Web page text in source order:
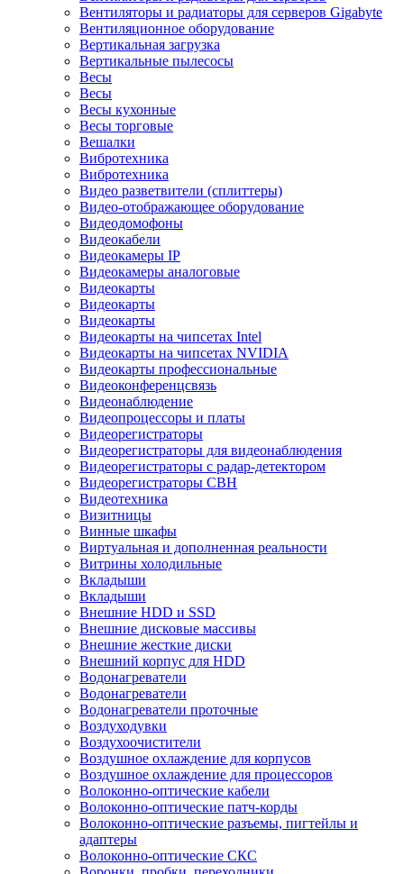
Вентиляторы и радиаторы для серверов Gigabyte
Вентиляционное оборудование
Вертикальная загрузка
Вертикальные пылесосы
Весы
Весы
Весы кухонные
Весы торговые
Вешалки
Вибротехника
Вибротехника
Видео разветвители (сплиттеры)
Видео-отображающее оборудование
Видеодомофоны
Видеокабели
Видеокамеры IP
Видеокамеры аналоговые
Видеокарты
Видеокарты
Видеокарты
Видеокарты на чипсетах Intel
Видеокарты на чипсетах NVIDIA
Видеокарты профессиональные
Видеоконференцсвязь
Видеонаблюдение
Видеопроцессоры и платы
Видеорегистраторы
Видеорегистраторы для видеонаблюдения
Видеорегистраторы с радар-детектором
Видеорегистраторы СВН
Видеотехника
Визитницы
Винные шкафы
Виртуальная и дополненная реальности
Витрины холодильные
Вкладыши
Вкладыши
Внешние HDD и SSD
Внешние дисковые массивы
Внешние жесткие диски
Внешний корпус для HDD
Водонагреватели
Водонагреватели
Водонагреватели проточные
Воздуходувки
Воздухоочистители
Воздушное охлаждение для корпусов
Воздушное охлаждение для процессоров
Волоконно-оптические кабели
Волоконно-оптические патч-корды
Волоконно-оптические разъемы, пигтейлы и
адаптеры
Волоконно-оптические СКС